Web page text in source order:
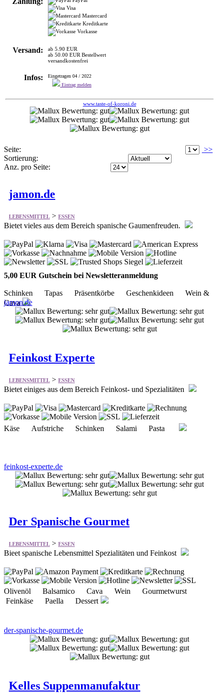
Visa
Mastercard
Kreditkarte
Vorkasse
Versand:
ab 5.90 EUR
ab 50.00 EUR Bestellwert
versandkostenfrei
Infos:
Eingetragen 04 / 2022
Eintrag melden
www.taste-of-koroni.de
Seite:
>>
Sortierung:
Anz. pro Seite:
jamon.de
LEBENSMITTEL > ESSEN
Bietet vieles aus dem Bereich spanische Gaumenfreuden.
5,00 EUR Gutschein bei Newsletteranmeldung
Schinken Tapas Präsentkörbe Geschenkideen Wein &
Cava
jamon.de
Feinkost Experte
LEBENSMITTEL > ESSEN
Bietet einiges aus dem Bereich Feinkost- und Spezialitäten
Käse Aufstriche Schinken Salami Pasta
feinkost-experte.de
Der Spanische Gourmet
LEBENSMITTEL > ESSEN
Bieet spanische Lebensmittel Spezialitäten und Feinkost
Olivenöl Balsamico Cava Wein Gourmetwurst
Feinkäse Paella Dessert
der-spanische-gourmet.de
Kelles Suppenmanufaktur